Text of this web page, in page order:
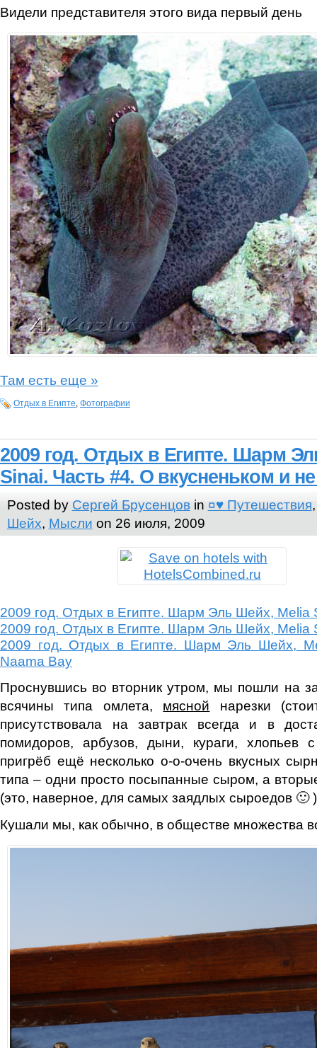
Видели представителя этого вида первый день
Там есть еще »
Отдых в Египте Фотографии
2009 год. Отдых в Египте. Шарм
Sinai. Часть #4. О вкусненьком и
Posted by Сергей Брусенцовin ¤♥ Путешествия
Шейх, Мысли on 26 июля, 2009
2009 год. Отдых в Египте. Шарм Эль Шейх, Melia
2009 год. Отдых в Египте. Шарм Эль Шейх, Melia
2009 год. Отдых в Египте. Шарм Эль Шейх,
Naama Bay
Проснувшись во вторник утром, мы пошли на
всячины типа омлета, мясной нарезки
присутствовала на завтрак всегда и в
помидоров, арбузов, дыни, кураги,
пригрёб ещё несколько о-о-очень вкусных
типа – одни просто посыпанные сыром, а
(это, наверное, для самых заядлых сыроедов 🙂
Кушали мы, как обычно, в обществе множества